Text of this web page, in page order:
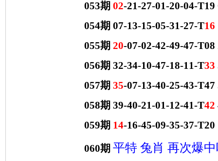
053期 02-21-27-01-20-04-T19
054期 07-13-15-05-31-27-T16
055期 20-07-02-42-49-47-T08
056期 32-34-10-47-18-11-T33
057期 35-07-13-40-25-43-T47
058期 39-40-21-01-12-41-T42
059期 14-16-45-09-35-37-T20
060期 平特 兔肖 再次爆